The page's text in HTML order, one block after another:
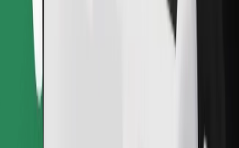
Pronađi svoje najdraže jelo!
Preuzmi aplikaciju Bolt Food